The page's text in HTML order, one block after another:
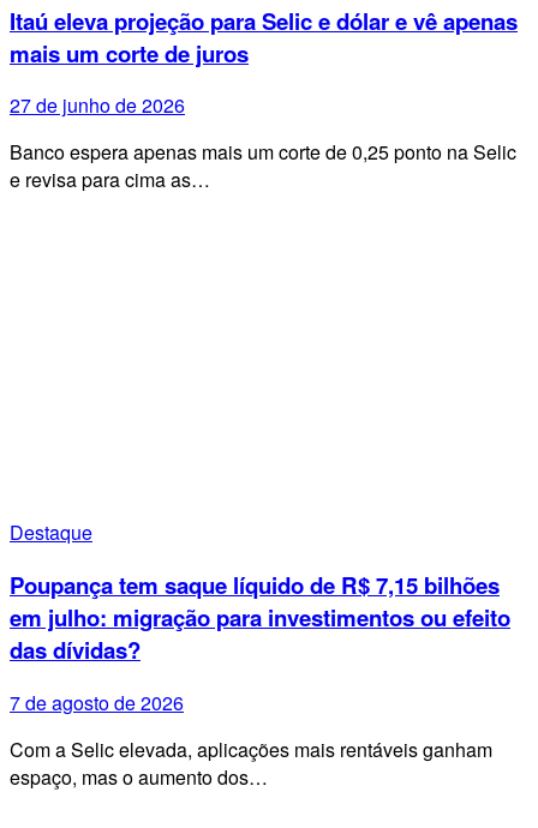
Itaú eleva projeção para Selic e dólar e vê apenas
mais um corte de juros
27 de junho de 2026
Banco espera apenas mais um corte de 0,25 ponto na Selic
e revisa para cima as…
Destaque
Poupança tem saque líquido de R$ 7,15 bilhões
em julho: migração para investimentos ou efeito
das dívidas?
7 de agosto de 2026
Com a Selic elevada, aplicações mais rentáveis ganham
espaço, mas o aumento dos…